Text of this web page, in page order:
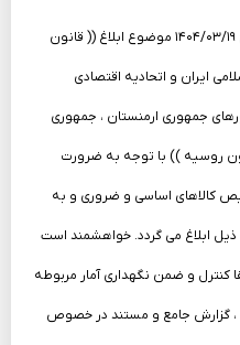
پیرو بخشامه شماره ۳۸۱۴۵۴/۱۴۰۴ مورخ ۱۴۰۴/۰۳/۱۹ موضوع ابلاغ (( قانون
ایران و اتحادیه اقتصادی
جمهوری ارمنستان ، جمهوری
روسیه )) با توجه به ضرورت
کالاهای اساسی و ضروری و به
ابلاغ می گردد. خواهشمند است
کنترل و ضمن نگهداری آمار مربوطه
گزارش جامع و مستند در خصوص